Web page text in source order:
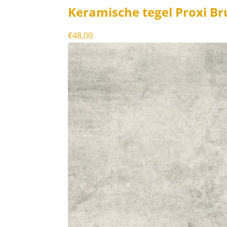
Keramische tegel Proxi
€48,00